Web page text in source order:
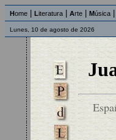
Home Literatura Arte Música
Lunes, 10 de agosto de 2026